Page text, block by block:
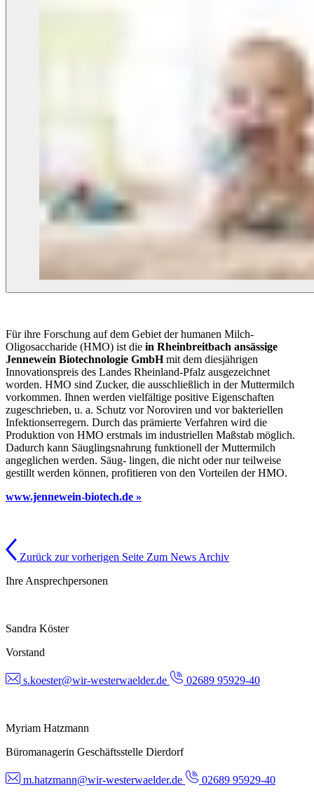
Für ihre Forschung auf dem Gebiet der humanen Milch-
Oligosaccharide (HMO) ist die in Rheinbreitbach ansässige
Jennewein Biotechnologie GmbHmit dem diesjährigen
Innovationspreis des Landes Rheinland-Pfalz ausgezeichnet
worden. HMO sind Zucker, die ausschließlich in der Muttermilch
vorkommen. Ihnen werden vielfältige positive Eigenschaften
zugeschrieben, u. a. Schutz vor Noroviren und vor bakteriellen
Infektionserregern. Durch das prämierte Verfahren wird die
Produktion von HMO erstmals im industriellen Maßstab möglich.
Dadurch kann Säuglingsnahrung funktionell der Muttermilch
angeglichen werden. Säug- lingen, die nicht oder nur teilweise
gestillt werden können, profitieren von den Vorteilen der HMO.
www.jennewein-biotech.de »
Zurück zur vorherigen Seite Zum News Archiv
Ihre Ansprechpersonen
Sandra Köster
Vorstand
s.koester@wir-westerwaelder.de 02689 95929-40
Myriam Hatzmann
Büromanagerin Geschäftsstelle Dierdorf
m.hatzmann@wir-westerwaelder.de
02689 95929-40